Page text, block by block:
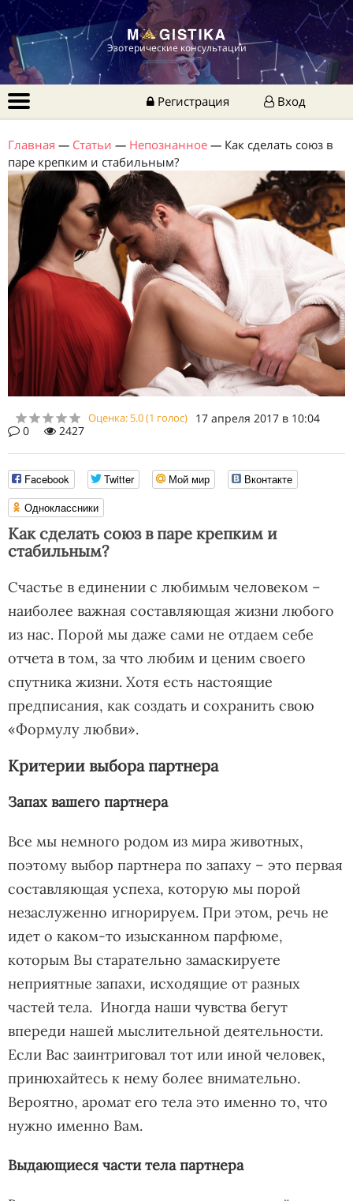
Эзотерические консультации
Регистрация Вход
Главная — Статьи — Непознанное — Как сделать союз в
паре крепким и стабильным?
Оценка: 5.0(1 голос)
17 апреля 2017 в 10:04
0
2427
Facebook Twitter Мой мир
Вконтакте
Одноклассники
Как сделать союз в паре крепким и
стабильным?
Счастье в единении с любимым человеком –
наиболее важная составляющая жизни любого
из нас. Порой мы даже сами не отдаем себе
отчета в том, за что любим и ценим своего
спутника жизни. Хотя есть настоящие
предписания, как создать и сохранить свою
«Формулу любви».
Критерии выбора партнера
Запах вашего партнера
Все мы немного родом из мира животных,
поэтому выбор партнера по запаху – это первая
составляющая успеха, которую мы порой
незаслуженно игнорируем. При этом, речь не
идет о каком-то изысканном парфюме,
которым Вы старательно замаскируете
неприятные запахи, исходящие от разных
частей тела. Иногда наши чувства бегут
впереди нашей мыслительной деятельности.
Если Вас заинтриговал тот или иной человек,
принюхайтесь к нему более внимательно.
Вероятно, аромат его тела это именно то, что
нужно именно Вам.
Выдающиеся части тела партнера